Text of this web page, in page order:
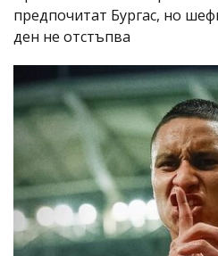
предпочитат Бургас, но
ден не отстъпва